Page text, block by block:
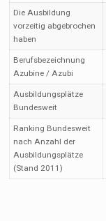
Die Ausbildung
vorzeitig abgebrochen
haben
Berufsbezeichnung
Azubine / Azubi
Ausbildungsplätze
Bundesweit
Ranking Bundesweit
nach Anzahl der
Ausbildungsplätze
(Stand 2011)